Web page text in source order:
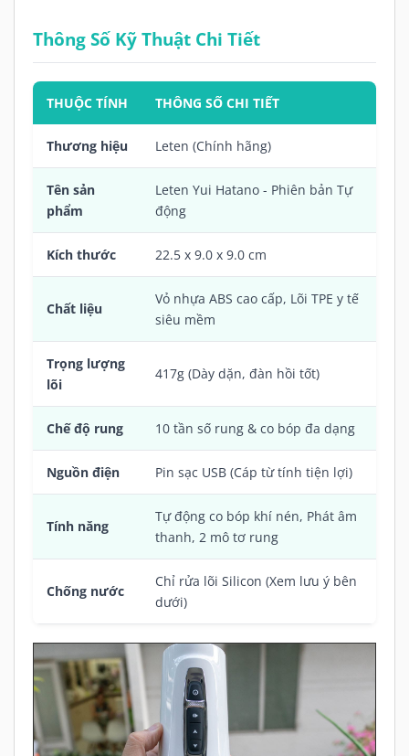
Thông Số Kỹ Thuật Chi Tiết
THUỘC TÍNH THÔNG SỐ CHI TIẾT
Thương hiệu Leten (Chính hãng)
Tên sản
phẩm
Leten Yui Hatano - Phiên bản Tự
động
Kích thước 22.5 x 9.0 x 9.0 cm
Chất liệu
Vỏ nhựa ABS cao cấp, Lõi TPE y tế
siêu mềm
Trọng lượng
lõi
417g (Dày dặn, đàn hồi tốt)
Chế độ rung 10 tần số rung & co bóp đa dạng
Nguồn điện Pin sạc USB (Cáp từ tính tiện lợi)
Tính năng
Tự động co bóp khí nén, Phát âm
thanh, 2 mô tơ rung
Chống nước
Chỉ rửa lõi Silicon (Xem lưu ý bên
dưới)